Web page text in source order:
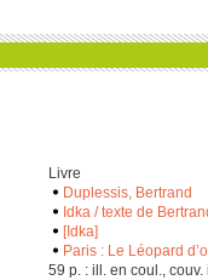
Livre
Duplessis, Bertrand
Idka / texte de
[Idka]
Paris : Le Léopard
‎5‎9 p. : ill. en coul.,